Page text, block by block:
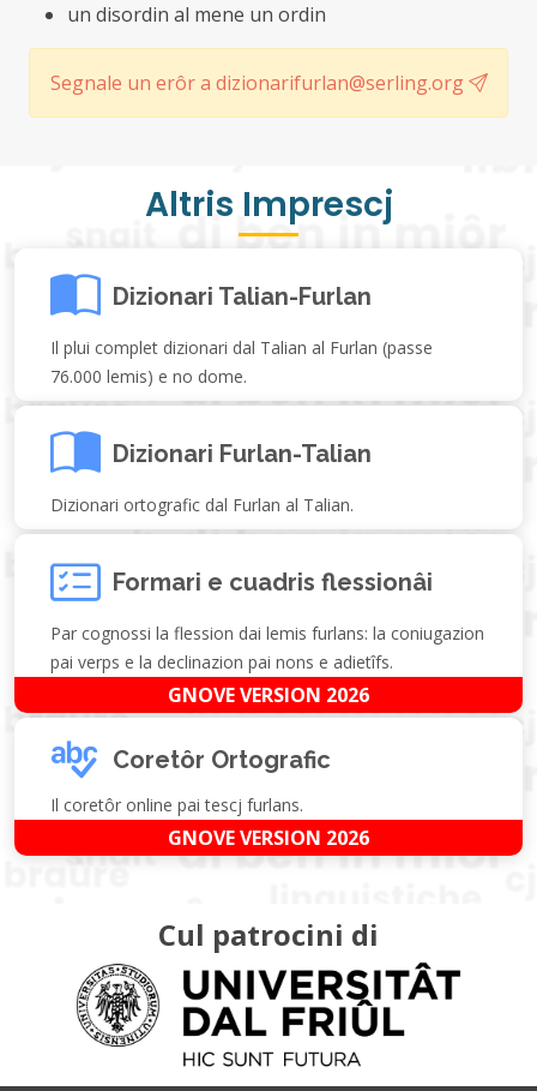
un disordin al mene un ordin
Segnale un erôr a dizionarifurlan@serling.org
Altris Imprescj
Dizionari Talian-Furlan
Il plui complet dizionari dal Talian al Furlan (passe
76.000 lemis) e no dome.
Dizionari Furlan-Talian
Dizionari ortografic dal Furlan al Talian.
Formari e cuadris flessionâi
Par cognossi la flession dai lemis furlans: la coniugazion
pai verps e la declinazion pai nons e adietîfs.
GNOVE VERSION 2026
Coretôr Ortografic
Il coretôr online pai tescj furlans.
GNOVE VERSION 2026
Cul patrocini di